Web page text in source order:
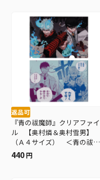
返品可
『青の祓魔師』クリアファイ
ル 【奥村燐＆奥村雪男】
（Ａ４サイズ） ＜青の祓魔
師展＞ ＢＥ１
440 円